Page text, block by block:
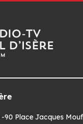
90 Place Jacques